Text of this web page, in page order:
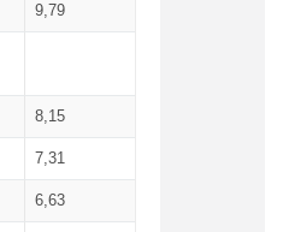
9,79
8,15
7,31
6,63